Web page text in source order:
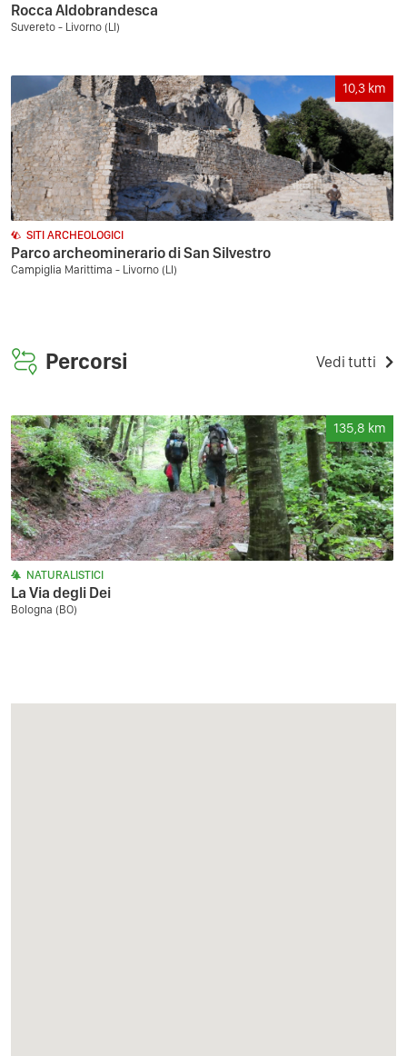
Rocca Aldobrandesca
Suvereto - Livorno (LI)
10,3 km
SITI ARCHEOLOGICI
Parco archeominerario di San Silvestro
Campiglia Marittima - Livorno (LI)
Percorsi Vedi tutti
135,8 km
NATURALISTICI
La Via degli Dei
Bologna (BO)